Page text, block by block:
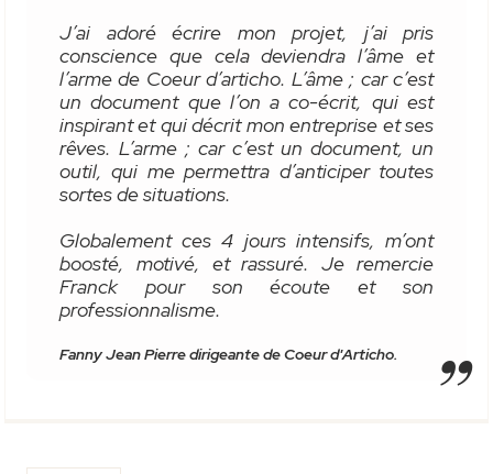
J’ai adoré écrire mon projet, j’ai pris
conscience que cela deviendra l’âme et
l’arme de Coeur d’articho. L’âme ; car c’est
un document que l’on a co-écrit, qui est
inspirant et qui décrit mon entreprise et ses
rêves. L’arme ; car c’est un document, un
outil, qui me permettra d’anticiper toutes
sortes de situations.
Globalement ces 4 jours intensifs, m’ont
boosté, motivé, et rassuré. Je remercie
Franck pour son écoute et son
professionnalisme.
Fanny Jean Pierre dirigeante de Coeur d'Articho.